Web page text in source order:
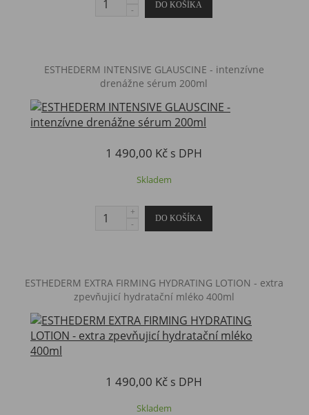
ESTHEDERM INTENSIVE GLAUSCINE - intenzívne
drenážne sérum 200ml
1 490,00 Kč s DPH
Skladem
​ESTHEDERM EXTRA FIRMING HYDRATING LOTION - extra
zpevňujicí hydratační mléko 400ml
1 490,00 Kč s DPH
Skladem